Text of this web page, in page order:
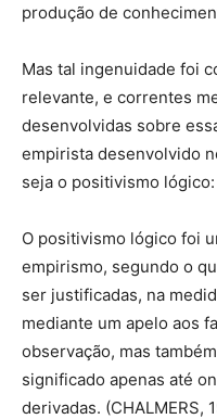
produção de
Mas tal ingenuidade foi
relevante, e correntes
desenvolvidas sobre
empirista desenvolvido
seja o positivismo lógico:
O positivismo lógico foi
empirismo, segundo o
ser justificadas, na
mediante um apelo aos
observação, mas
significado apenas até
derivadas. (CHALMERS,